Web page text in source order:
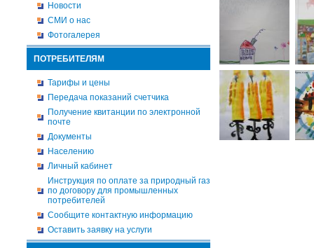
Новости
СМИ о нас
Фотогалерея
ПОТРЕБИТЕЛЯМ
Тарифы и цены
Передача показаний счетчика
Получение квитанции по электронной
почте
Документы
Населению
Личный кабинет
Инструкция по оплате за природный газ
по договору для промышленных
потребителей
Сообщите контактную информацию
Оставить заявку на услуги